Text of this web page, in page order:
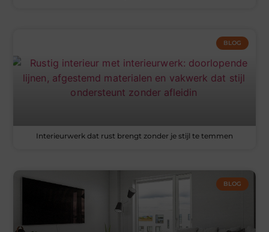
BLOG
Interieurwerk dat rust brengt zonder je stijl te temmen
BLOG